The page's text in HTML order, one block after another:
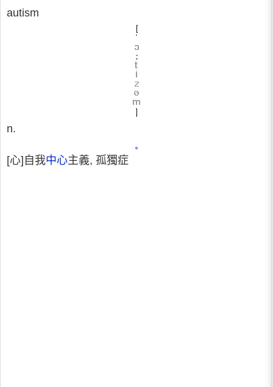
autism
n.
[心]自我中心主義, 孤獨症